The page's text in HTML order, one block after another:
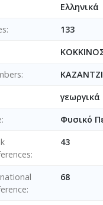
Ελληνικά
133
Φυσικό
43
68